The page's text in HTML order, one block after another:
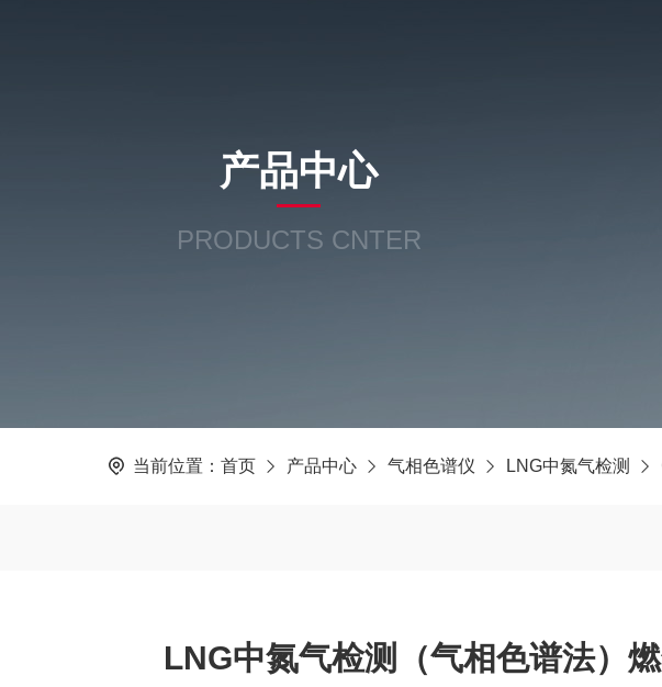
产品中心
PRODUCTS CNTER
当前位置： 首页 产品中心 气相色谱仪 LNG中氮气检测
LNG中氮气检测（气相色谱法）